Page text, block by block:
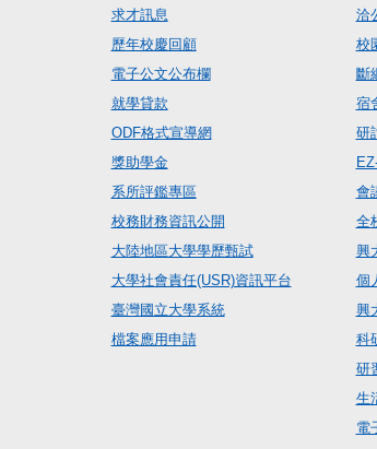
求才訊息
歷年校慶回顧
電子公文公布欄
就學貸款
ODF格式宣導網
獎助學金
系所評鑑專區
校務財務資訊公開
大陸地區大學學歷甄試
大學社會責任(USR)資訊平台
臺灣國立大學系統
檔案應用申請
洽
校
斷
宿
研
會
全
興
個
興
科
研
生
電